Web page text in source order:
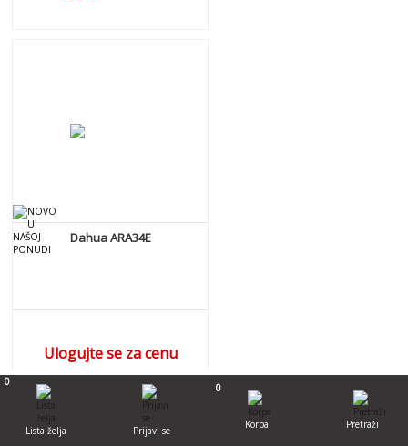
Dahua ARA34E
Ulogujte se za cenu
DETALJNIJE
0
Lista želja Prijavi se
0
Korpa Pretraži